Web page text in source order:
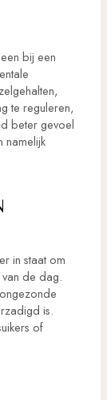
bij een
te reguleren,
beter gevoel
namelijk
in staat om
de dag.
is.
of